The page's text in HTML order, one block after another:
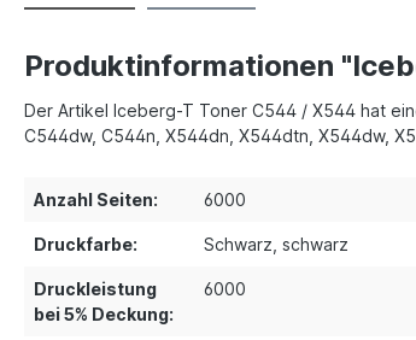
Produktinformationen
Der Artikel Iceberg-T Toner C544 / X544 hat
C544dw, C544n, X544dn, X544dtn, X544dw,
Anzahl Seiten: 6000
Druckfarbe: Schwarz , schwarz
Druckleistung
bei 5% Deckung:
6000